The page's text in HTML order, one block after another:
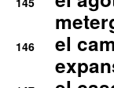
146
el